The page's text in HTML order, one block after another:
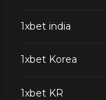
1xbet india
1xbet Korea
1xbet KR